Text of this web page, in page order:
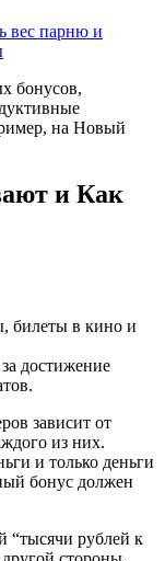
вес парню и
бонусов,
на Новый
и Как
билеты в кино и
достижение
зависит от
из них.
и только деньги
бонус должен
“тысячи рублей к